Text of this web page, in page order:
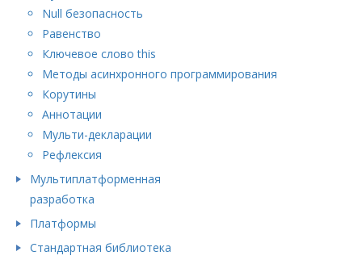
Null безопасность
Равенство
Ключевое слово this
Методы асинхронного программирования
Корутины
Аннотации
Мульти-декларации
Рефлексия
Мультиплатформенная
разработка
Платформы
Стандартная библиотека